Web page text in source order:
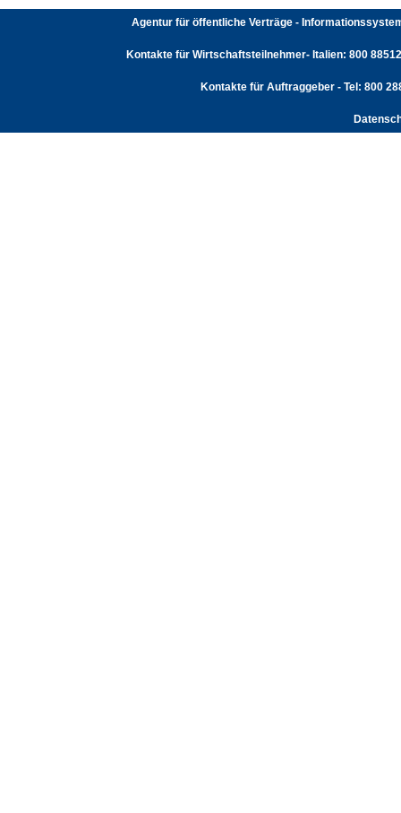
Agentur für öffentliche Verträge -
Kontakte für Wirtschaftsteilnehmer- Italien: 800
Kontakte für Auftraggeber - Tel: 800